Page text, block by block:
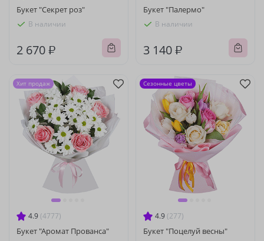
Букет "Секрет роз"
В наличии
2 670 ₽
Букет "Палермо"
В наличии
3 140 ₽
4.9 (4777)
Букет "Аромат Прованса"
Хит продаж
4.9 (277)
Букет "Поцелуй весны"
Сезонные цветы